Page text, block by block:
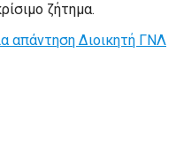
ζήτημα.
απάντηση Διοικητή ΓΝΛ